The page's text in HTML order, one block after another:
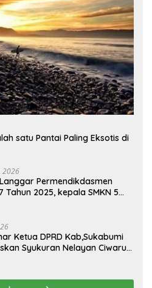
satu Pantai Paling Eksotis di
2026
Permendikdasmen
Tahun 2025, kepala SMKN 5
Ketua DPRD Kab,Sukabumi
Syukuran Nelayan Ciwaru